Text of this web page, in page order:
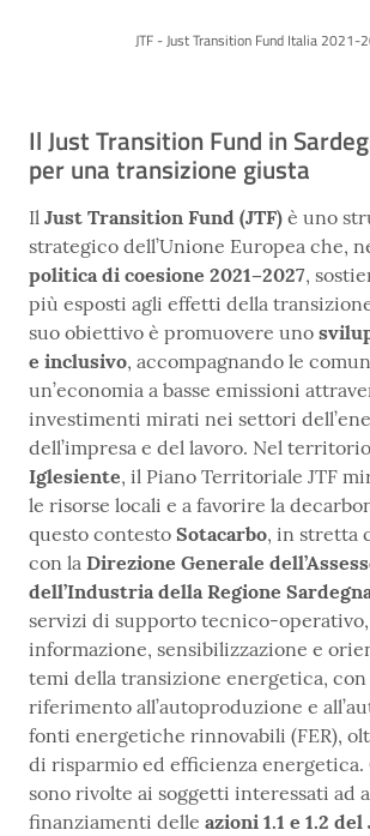
JTF - Just Transition Fund Italia 2021-
Il Just Transition Fund in
per una transizione giusta
Il Just Transition Fund (JTF) è uno
strategico dell’Unione Europea che,
politica di coesione 2021–2027,
più esposti agli effetti della
suo obiettivo è promuovere uno
e inclusivo, accompagnando le
un’economia a basse emissioni
investimenti mirati nei settori
dell’impresa e del lavoro. Nel
Iglesiente, il Piano Territoriale JTF
le risorse locali e a favorire la
questo contesto Sotacarbo, in stretta
con la Direzione Generale
dell’Industria della Regione
servizi di supporto tecnico-
informazione, sensibilizzazione e
temi della transizione energetica,
riferimento all’autoproduzione e
fonti energetiche rinnovabili (FER),
di risparmio ed efficienza
sono rivolte ai soggetti interessati ad
finanziamenti delle azioni 1.1 e 1.2 del